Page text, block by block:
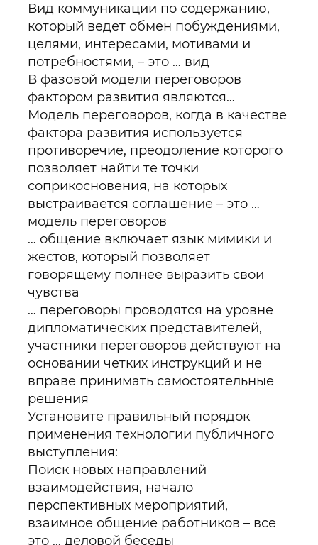
Вид коммуникации по содержанию,
который ведет обмен побуждениями,
целями, интересами, мотивами и
потребностями, – это … вид
В фазовой модели переговоров
фактором развития являются…
Модель переговоров, когда в качестве
фактора развития используется
противоречие, преодоление которого
позволяет найти те точки
соприкосновения, на которых
выстраивается соглашение – это …
модель переговоров
… общение включает язык мимики и
жестов, который позволяет
говорящему полнее выразить свои
чувства
… переговоры проводятся на уровне
дипломатических представителей,
участники переговоров действуют на
основании четких инструкций и не
вправе принимать самостоятельные
решения
Установите правильный порядок
применения технологии публичного
выступления:
Поиск новых направлений
взаимодействия, начало
перспективных мероприятий,
взаимное общение работников – все
это … деловой беседы